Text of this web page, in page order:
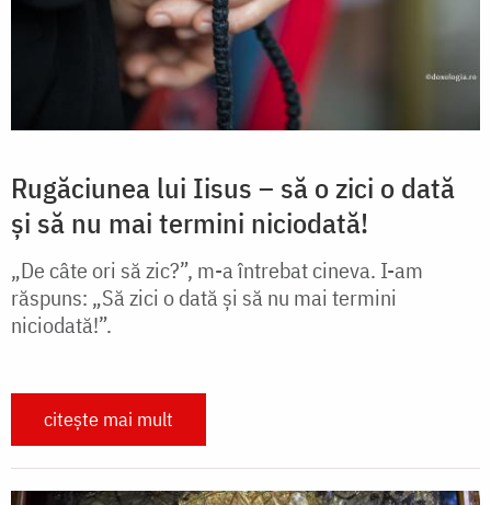
Rugăciunea lui Iisus – să o zici o dată
și să nu mai termini niciodată!
„De câte ori să zic?”, m-a întrebat cineva. I-am
răspuns: „Să zici o dată și să nu mai termini
niciodată!”.
citește mai mult